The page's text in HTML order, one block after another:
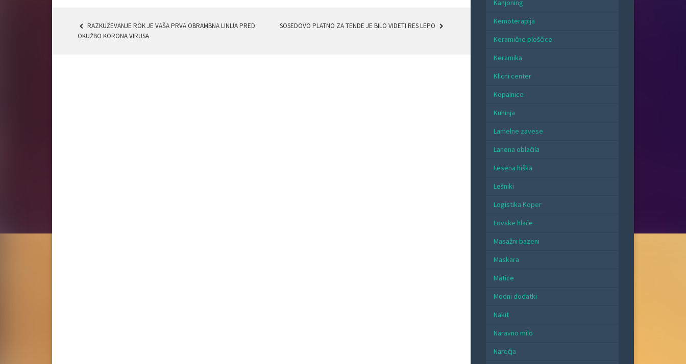
POST
RAZKUŽEVANJE ROK JE VAŠA PRVA OBRAMBNA LINIJA PRED
OKUŽBO KORONA VIRUSA
SOSEDOVO PLATNO ZA TENDE JE BILO VIDETI RES LEPO
Kanjoning
Kemoterapija
Keramične ploščice
Keramika
Klicni center
Kopalnice
Kuhinja
Lamelne zavese
Lanena oblačila
Lesena hiška
Lešniki
Logistika Koper
Lovske hlače
Masažni bazeni
Maskara
Matice
Modni dodatki
Nakit
Naravno milo
Narečja